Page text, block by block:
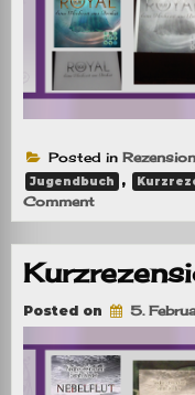
Posted in Rezension
Jugendbuch ,
Commenton
Eine
Hochzeit
Brokat
Posted on 5.